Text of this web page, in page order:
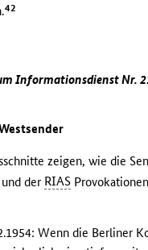
42
Informationsdienst Nr.
zeigen, wie die
und der RIAS
Wenn die Berliner